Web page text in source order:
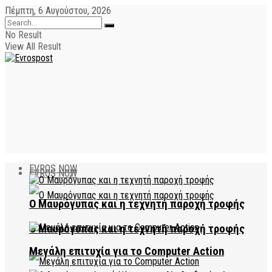
Πέμπτη, 6 Αυγούστου, 2026
No Result
View All Result
EVROS NOW
Ο Μαυρόγυπας και η τεχνητή παροχή τροφής
EVROS NOW
Ο Μαυρόγυπας και η τεχνητή παροχή τροφής
Μεγάλη επιτυχία για το Computer Action